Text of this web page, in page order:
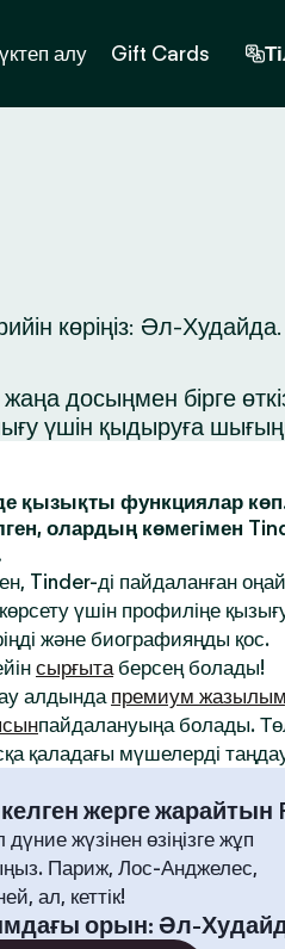
алу Gift Cards
көріңіз: Әл-
досыңмен бірге
үшін қыдыруға
қызықты функциялар
олардың көмегімен
Tinder-ді пайдаланған
көрсету үшін профиліңе
және биографияңды қос.
сырғытаберсең болады!
алдында премиум
пайдалануыңа болады.
қаладағы мүшелерді
келген жерге жарайтын
дүние жүзінен өзіңізге жұп
Париж, Лос-Анджелес,
ал, кеттік!
орын: Әл-